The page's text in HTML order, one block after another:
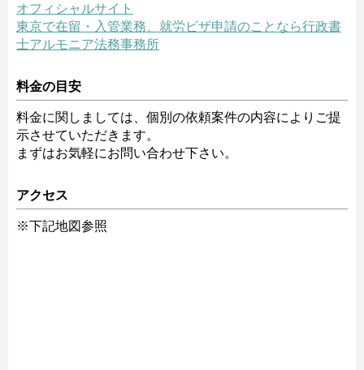
オフィシャルサイト
東京で在留・入管業務、就労ビザ申請のことなら行政書
士アルモニア法務事務所
料金の目安
料金に関しましては、個別の依頼案件の内容によりご提
示させていただきます。
まずはお気軽にお問い合わせ下さい。
アクセス
※下記地図参照